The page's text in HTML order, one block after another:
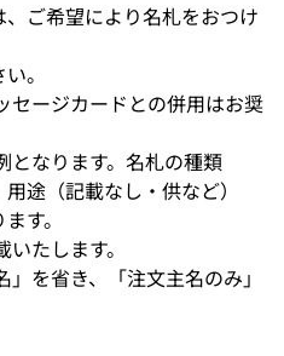
ご希望により名札をおつけ
。
ージカードとの併用はお奨
なります。名札の種類
途（記載なし・供など）
す。
たします。
を省き、「注文主名のみ」